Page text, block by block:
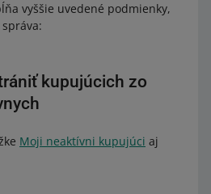
vyššie uvedené podmienky,
kupujúcich zo
Moji neaktívni kupujúci aj